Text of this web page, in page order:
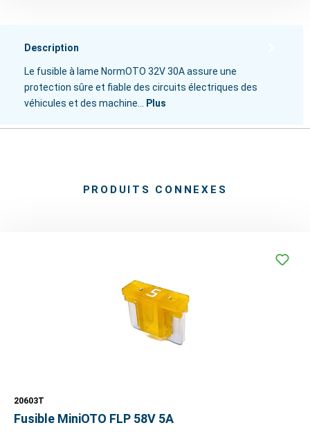
Description
Le fusible à lame NormOTO 32V 30A assure une
protection sûre et fiable des circuits électriques des
véhicules et des machine…
Plus
PRODUITS CONNEXES
20603T
Fusible MiniOTO FLP 58V 5A